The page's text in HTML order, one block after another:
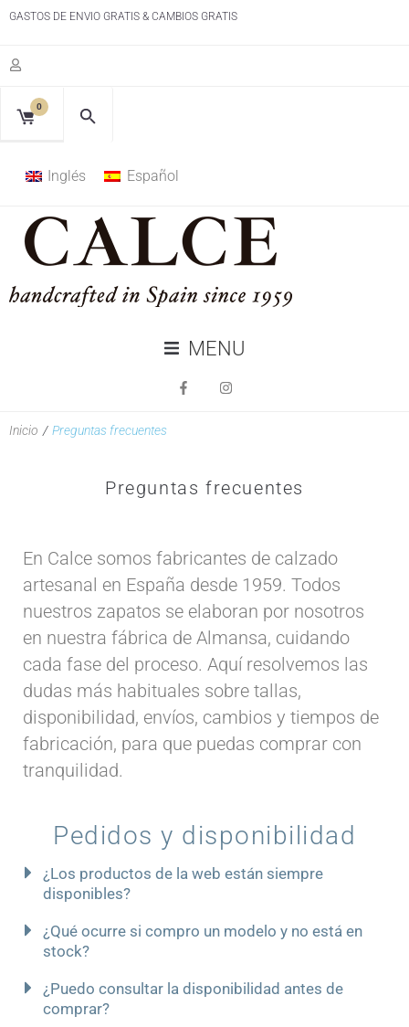
GASTOS DE ENVIO GRATIS & CAMBIOS GRATIS
0
Inglés Español
MENU
Inicio / Preguntas frecuentes
Preguntas frecuentes
En Calce somos fabricantes de calzado
artesanal en España desde 1959. Todos
nuestros zapatos se elaboran por nosotros
en nuestra fábrica de Almansa, cuidando
cada fase del proceso. Aquí resolvemos las
dudas más habituales sobre tallas,
disponibilidad, envíos, cambios y tiempos de
fabricación, para que puedas comprar con
tranquilidad.
Pedidos y disponibilidad
¿Los productos de la web están siempre
disponibles?
¿Qué ocurre si compro un modelo y no está en
stock?
¿Puedo consultar la disponibilidad antes de
comprar?